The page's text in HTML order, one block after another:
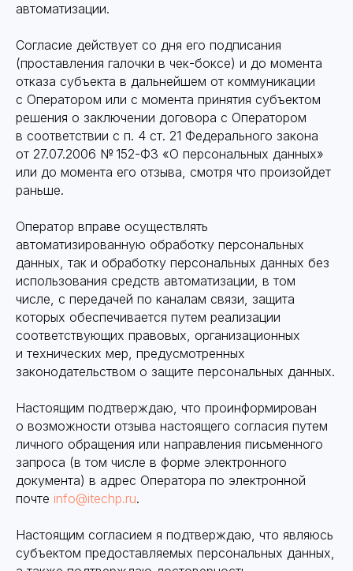
автоматизации.
Согласие действует со дня его подписания
(проставления галочки в чек-боксе) и до момента
отказа субъекта в дальнейшем от коммуникации
с Оператором или с момента принятия субъектом
решения о заключении договора с Оператором
в соответствии с п. 4 ст. 21 Федерального закона
от 27.07.2006 № 152-ФЗ «О персональных данных»
или до момента его отзыва, смотря что произойдет
раньше.
Оператор вправе осуществлять
автоматизированную обработку персональных
данных, так и обработку персональных данных без
использования средств автоматизации, в том
числе, с передачей по каналам связи, защита
которых обеспечивается путем реализации
соответствующих правовых, организационных
и технических мер, предусмотренных
законодательством о защите персональных данных.
Настоящим подтверждаю, что проинформирован
о возможности отзыва настоящего согласия путем
личного обращения или направления письменного
запроса (в том числе в форме электронного
документа) в адрес Оператора по электронной
почте info@itechp.ru.
Настоящим согласием я подтверждаю, что являюсь
субъектом предоставляемых персональных данных,